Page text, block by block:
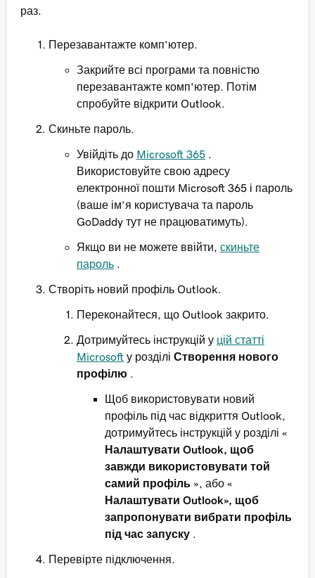
раз.
Перезавантажте комп’ютер.
Закрийте всі програми та повністю
перезавантажте комп'ютер. Потім
спробуйте відкрити Outlook.
Скиньте пароль.
Увійдіть до Microsoft 365
Використовуйте свою адресу
електронної пошти Microsoft 365 і пароль
(ваше ім’я користувача та пароль
GoDaddy тут не працюватимуть).
Якщо ви не можете ввійти, скиньте
пароль
Створіть новий профіль Outlook.
Переконайтеся, що Outlook закрито.
Дотримуйтесь інструкцій у цій статті
Microsoft у розділі Створення нового
профілю
Щоб використовувати новий
профіль під час відкриття Outlook,
дотримуйтесь інструкцій у розділі «
Налаштувати Outlook, щоб
завжди використовувати той
самий профіль », або «
Налаштувати Outlook», щоб
запропонувати вибрати профіль
під час запуску
Перевірте підключення.